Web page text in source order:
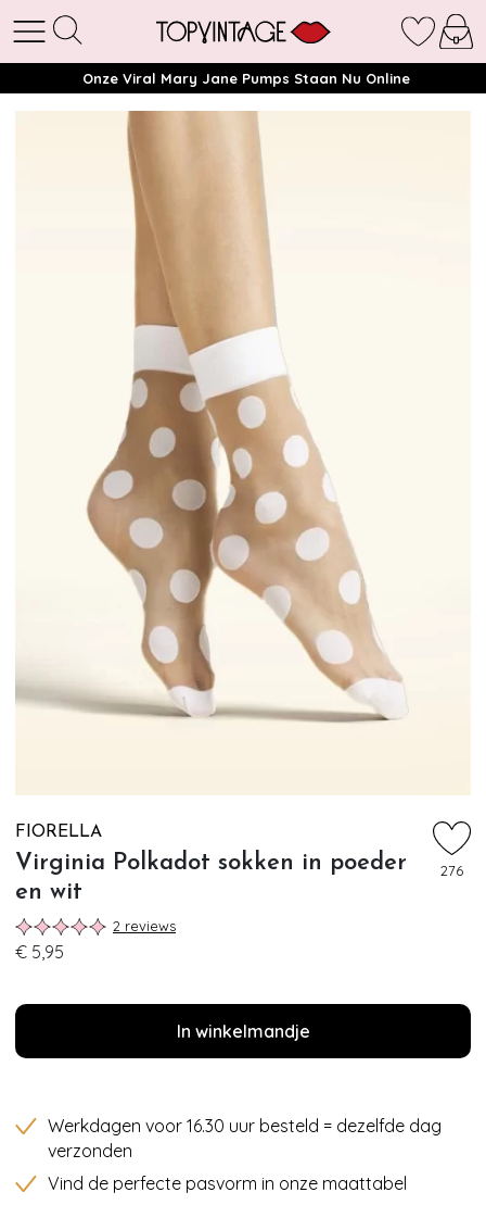
Onze Viral Mary Jane Pumps Staan Nu Online
FIORELLA
Virginia Polkadot sokken in poeder
en wit
276
2 reviews
€ 5,95
In winkelmandje
Werkdagen voor 16.30 uur besteld = dezelfde dag
verzonden
Vind de perfecte pasvorm in onze maattabel